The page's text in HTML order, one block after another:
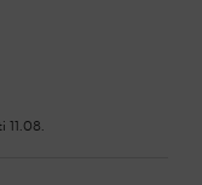
11.08.